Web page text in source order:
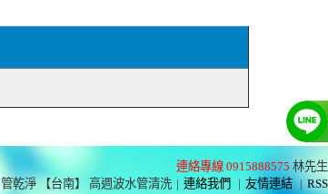
連絡專線 0915888575 林先生
管乾淨 【台南】 高週波水管清洗 | 連絡我們 | 友情連結 | RSS